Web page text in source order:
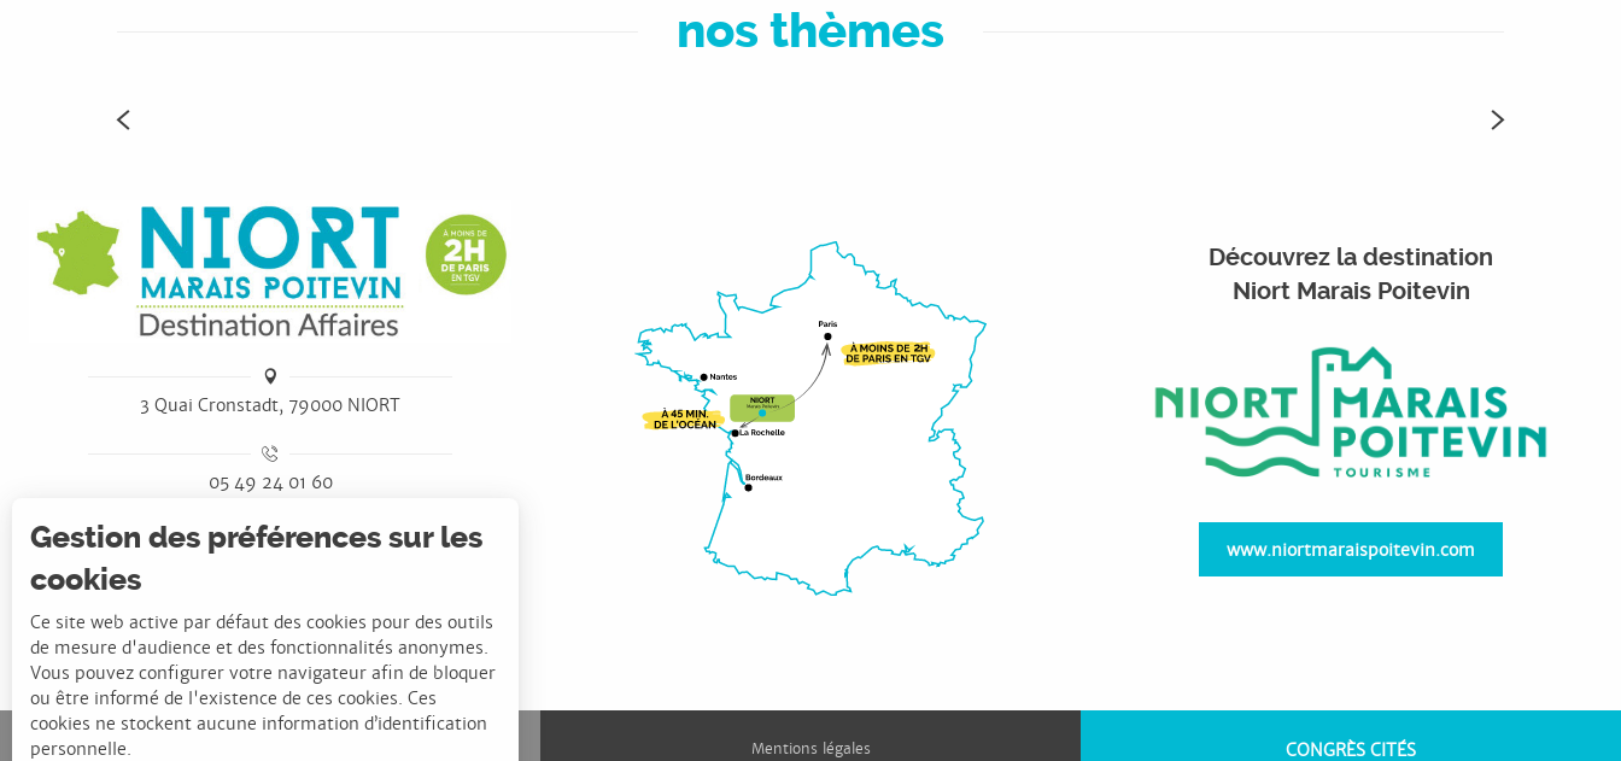
nos thèmes
3 Quai Cronstadt, 79000 NIORT
05 49 24 01 60
Découvrez la destination
Niort Marais Poitevin
www.niortmaraispoitevin.com
NIORTAGGLO : DÉVELOPPEMENT ÉCONOMIQUE Mentions légales CONGRÈS CITÉS
Gestion des préférences sur les
cookies
Ce site web active par défaut des cookies pour des outils
de mesure d'audience et des fonctionnalités anonymes.
Vous pouvez configurer votre navigateur afin de bloquer
ou être informé de l'existence de ces cookies. Ces
cookies ne stockent aucune information d’identification
personnelle.